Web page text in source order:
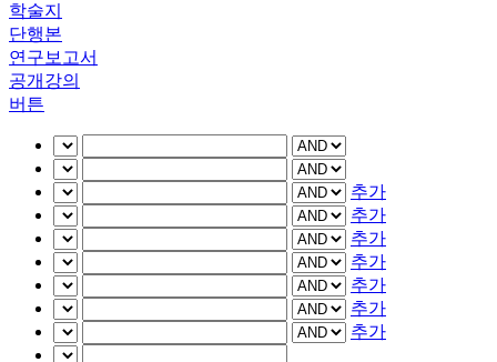
학술지
단행본
연구보고서
공개강의
버튼
추가
추가
추가
추가
추가
추가
추가